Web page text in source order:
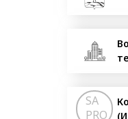
SA
PRO